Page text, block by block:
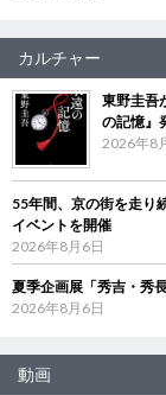
カルチャー
東野圭吾
の記憶』
2026年8
55年間、京の街を走
イベントを開催
2026年8月6日
夏季企画展「秀吉・秀
2026年8月6日
動画